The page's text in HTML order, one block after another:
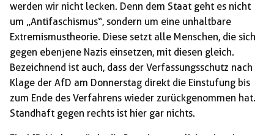
werden wir nicht lecken. Denn dem Staat geht es nicht
um „Antifaschismus“, sondern um eine unhaltbare
Extremismustheorie. Diese setzt alle Menschen, die sich
gegen ebenjene Nazis einsetzen, mit diesen gleich.
Bezeichnend ist auch, dass der Verfassungsschutz nach
Klage der AfD am Donnerstag direkt die Einstufung bis
zum Ende des Verfahrens wieder zurückgenommen hat.
Standhaft gegen rechts ist hier gar nichts.